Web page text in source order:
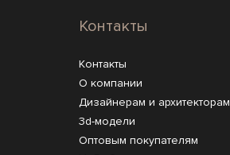
Контакты
Контакты
О компании
Дизайнерам и архитекторам
3d-модели
Оптовым покупателям